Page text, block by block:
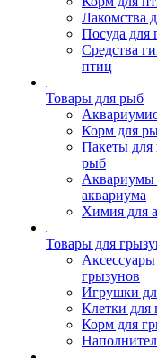
Лакомства
Посуда для
Средства
птиц
Товары для рыб
Корм для
Пакеты для
рыб
Аквариумы
аквариума
Химия для
Товары для
грызунов
Игрушки
Клетки для
Корм для